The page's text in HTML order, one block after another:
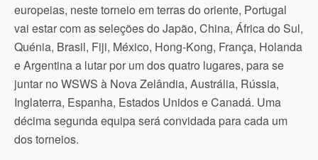
europeias, neste torneio em terras do oriente, Portugal
vai estar com as seleções do Japão, China, África do Sul,
Quénia, Brasil, Fiji, México, Hong-Kong, França, Holanda
e Argentina a lutar por um dos quatro lugares, para se
juntar no WSWS à Nova Zelândia, Austrália, Rússia,
Inglaterra, Espanha, Estados Unidos e Canadá. Uma
décima segunda equipa será convidada para cada um
dos torneios.